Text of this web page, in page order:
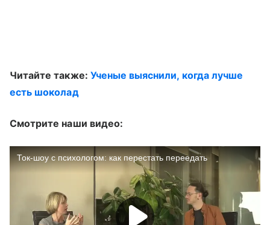
Читайте также: Ученые выяснили, когда лучше
есть шоколад
Смотрите наши видео: